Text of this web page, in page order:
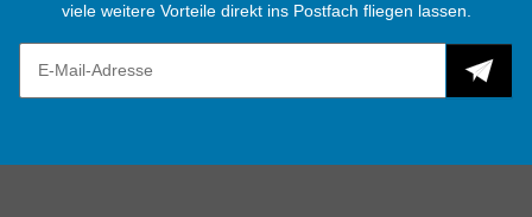
viele weitere Vorteile direkt ins Postfach fliegen lassen.